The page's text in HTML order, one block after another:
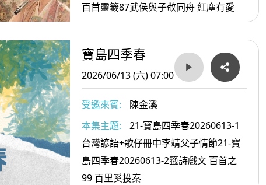
百首靈籤87武侯與子敬同舟 紅塵有愛
寶島四季春
2026/06/13 (六) 07:00
受邀來賓:
陳金溪
本集主題:
21-寶島四季春20260613-1
台灣諺語+歌仔冊中李靖父子情節21-寶
島四季春20260613-2籤詩戲文 百首之
99 百里奚投秦